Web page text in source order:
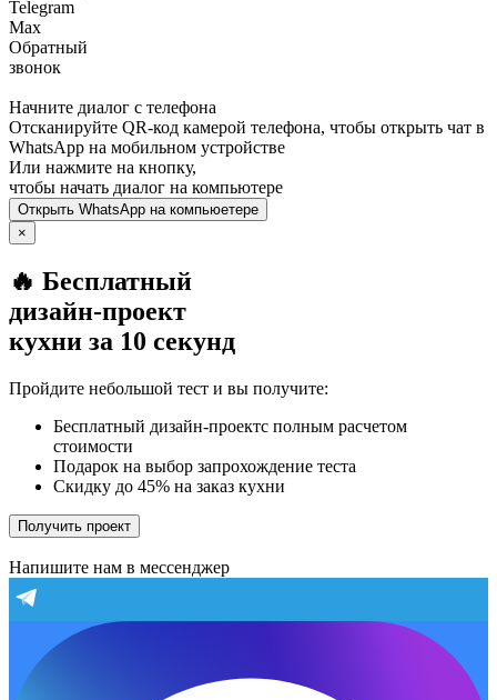
Telegram
Max
Обратный
звонок
Начните диалог с телефона
Отсканируйте QR-код камерой телефона, чтобы открыть чат в
WhatsApp на мобильном устройстве
Или нажмите на кнопку,
чтобы начать диалог на компьютере
Открыть WhatsApp на компьюетере
×
🔥 Бесплатный
дизайн-проект
кухни за 10 секунд
Пройдите небольшой тест и вы получите:
Бесплатный дизайн-проектс полным расчетом
стоимости
Подарок на выбор запрохождение теста
Скидку до 45% на заказ кухни
Получить проект
Напишите нам в мессенджер